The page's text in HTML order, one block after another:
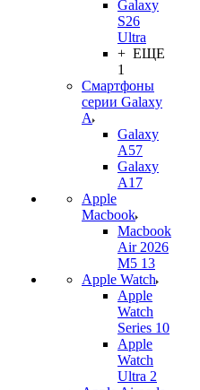
Galaxy
S26
Ultra
+ ЕЩЕ
1
Смартфоны
серии Galaxy
A
Galaxy
A57
Galaxy
A17
Apple
Macbook
Macbook
Air 2026
M5 13
Apple Watch
Apple
Watch
Series 10
Apple
Watch
Ultra 2